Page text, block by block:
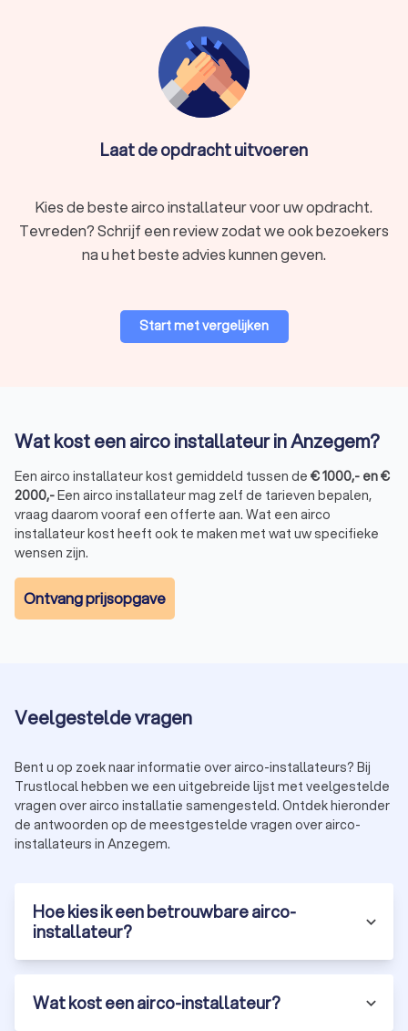
Laat de opdracht uitvoeren
Kies de beste airco installateur voor uw opdracht.
Tevreden? Schrijf een review zodat we ook bezoekers
na u het beste advies kunnen geven.
Start met vergelijken
Wat kost een airco installateur in Anzegem?
Een airco installateur kost gemiddeld tussen de €1000,- en€
2000,-Een airco installateur mag zelf de tarieven bepalen,
vraag daarom vooraf een offerte aan. Wat een airco
installateur kost heeft ook te maken met wat uw specifieke
wensen zijn.
Ontvang prijsopgave
Veelgestelde vragen
Bent u op zoek naar informatie over airco-installateurs? Bij
Trustlocal hebben we een uitgebreide lijst met veelgestelde
vragen over airco installatie samengesteld. Ontdek hieronder
de antwoorden op de meestgestelde vragen over airco-
installateurs in Anzegem.
Hoe kies ik een betrouwbare airco-
installateur?
Wat kost een airco-installateur?